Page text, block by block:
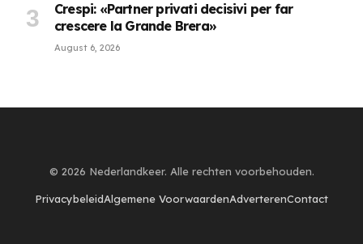
Crespi: «Partner privati decisivi per far
crescere la Grande Brera»
August 6, 2026
© 2026 Nederlandkeer. Alle rechten voorbehouden.
PrivacybeleidAlgemene VoorwaardenAdverterenContact